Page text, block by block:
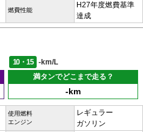
燃費性能
H27年度燃費基準
達成
10・15
-km/L
満タンでどこまで走る？
-km
使用燃料
エンジン
レギュラー
ガソリン